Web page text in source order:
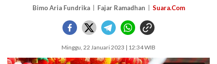
Bimo Aria Fundrika Fajar Ramadhan Suara.Com
Minggu, 22 Januari 2023 | 12:34 WIB